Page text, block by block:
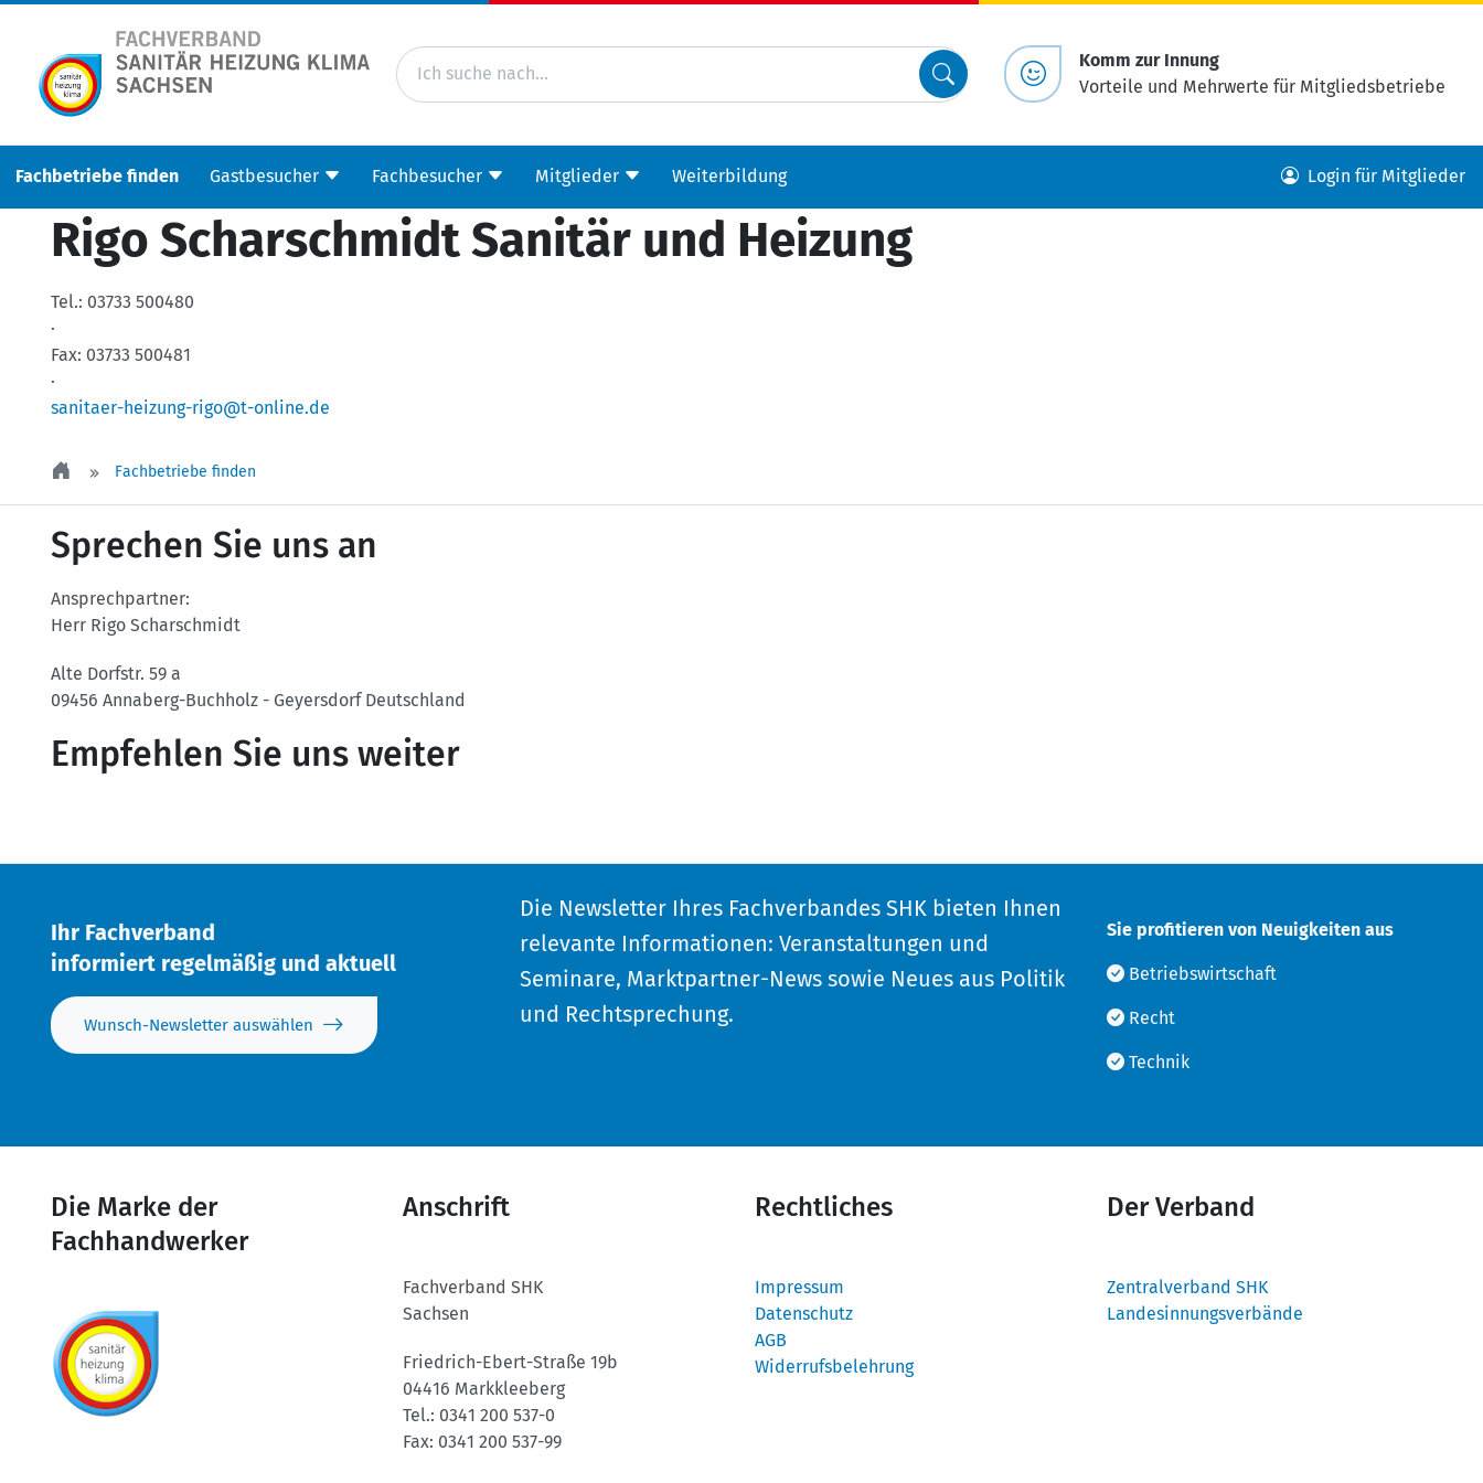
Komm zur Innung
Vorteile und Mehrwerte für Mitgliedsbetriebe
Fachbetriebe finden Gastbesucher Fachbesucher Mitglieder Weiterbildung Login für Mitglieder
Rigo Scharschmidt Sanitär und Heizung
Tel.: 03733 500480
·
Fax: 03733 500481
·
sanitaer-heizung-rigo@t-online.de
Fachbetriebe finden
Sprechen Sie uns an
Ansprechpartner:
Herr Rigo Scharschmidt
Alte Dorfstr. 59 a
09456 Annaberg-Buchholz - Geyersdorf Deutschland
Empfehlen Sie uns weiter
Ihr Fachverband
informiert regelmäßig und aktuell
Wunsch-Newsletter auswählen
Die Newsletter Ihres Fachverbandes SHK bieten Ihnen
relevante Informationen: Veranstaltungen und
Seminare, Marktpartner-News sowie Neues aus Politik
und Rechtsprechung.
Sie profitieren von Neuigkeiten aus
Betriebswirtschaft
Recht
Technik
Die Marke der
Fachhandwerker
Anschrift
Fachverband SHK
Sachsen
Friedrich-Ebert-Straße 19b
04416 Markkleeberg
Tel.: 0341 200 537-0
Fax: 0341 200 537-99
Rechtliches
Impressum
Datenschutz
AGB
Widerrufsbelehrung
Der Verband
Zentralverband SHK
Landesinnungsverbände